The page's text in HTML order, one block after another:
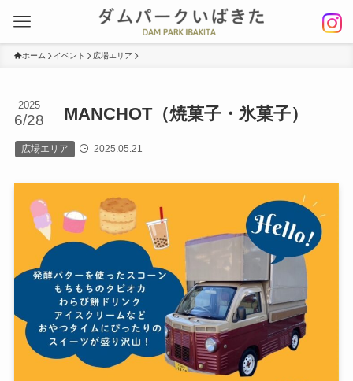
ホーム イベント 広場エリア
MANCHOT（焼菓子・氷菓子）
2025
6/28
広場エリア 2025.05.21